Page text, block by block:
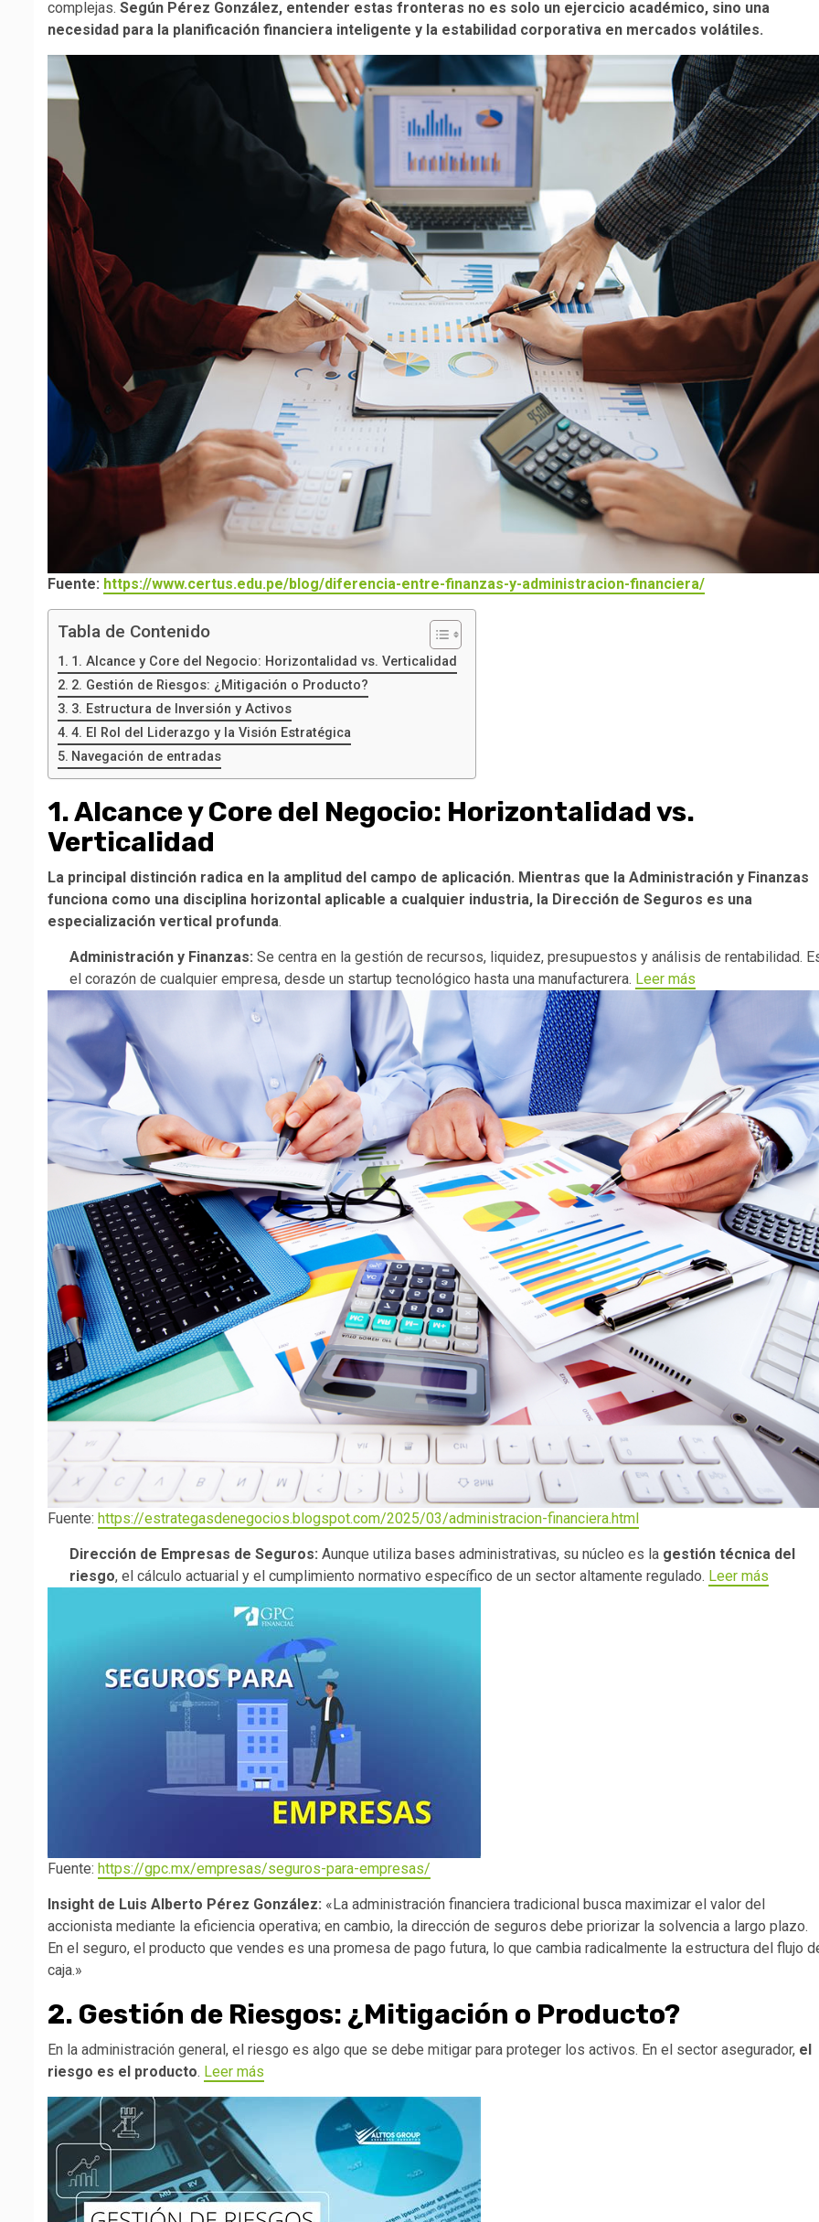
complejas. Según Pérez González, entender estas fronteras no es solo un ejercicio académico, sino una
necesidad para la planificación financiera inteligente y la estabilidad corporativa en mercados volátiles.
Fuente: https://www.certus.edu.pe/blog/diferencia-entre-finanzas-y-administracion-financiera/
Tabla de Contenido
1. Alcance y Core del Negocio: Horizontalidad vs. Verticalidad
2. Gestión de Riesgos: ¿Mitigación o Producto?
3. Estructura de Inversión y Activos
4. El Rol del Liderazgo y la Visión Estratégica
Navegación de entradas
1. Alcance y Core del Negocio: Horizontalidad vs.
Verticalidad
La principal distinción radica en la amplitud del campo de aplicación. Mientras que la Administración y Finanzas
funciona como una disciplina horizontal aplicable a cualquier industria, la Dirección de Seguros es una
especialización vertical profunda.
Administración y Finanzas: Se centra en la gestión de recursos, liquidez, presupuestos y análisis de rentabilidad.
el corazón de cualquier empresa, desde un startup tecnológico hasta una manufacturera. Leer más
Fuente: https://estrategasdenegocios.blogspot.com/2025/03/administracion-financiera.html
Dirección de Empresas de Seguros: Aunque utiliza bases administrativas, su núcleo es la gestión técnica del
riesgo, el cálculo actuarial y el cumplimiento normativo específico de un sector altamente regulado. Leer más
Fuente: https://gpc.mx/empresas/seguros-para-empresas/
Insight de Luis Alberto Pérez González: «La administración financiera tradicional busca maximizar el valor del
accionista mediante la eficiencia operativa; en cambio, la dirección de seguros debe priorizar la solvencia a largo plazo.
En el seguro, el producto que vendes es una promesa de pago futura, lo que cambia radicalmente la estructura del flujo
caja.»
2. Gestión de Riesgos: ¿Mitigación o Producto?
En la administración general, el riesgo es algo que se debe mitigar para proteger los activos. En el sector asegurador, el
riesgo es el producto. Leer más